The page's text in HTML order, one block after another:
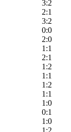
3:2
2:1
3:2
0:0
2:0
1:1
2:1
1:2
1:1
1:2
1:1
1:0
0:1
1:0